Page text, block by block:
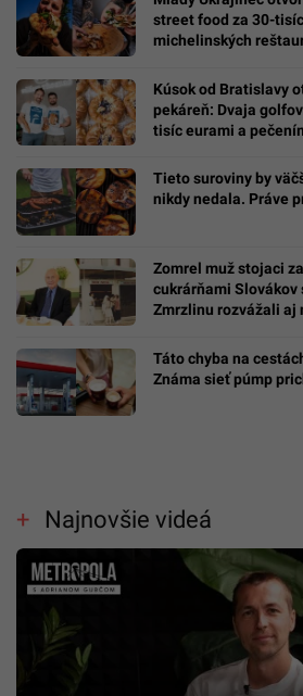
street food za 30-
michelinských
Kúsok od Bratislavy
pekáreň: Dvaja
tisíc eurami a
Tieto suroviny by
nikdy nedala. Práve
Zomrel muž stojaci
cukrárňami
Zmrzlinu rozvážali aj
Táto chyba na
Známa sieť púmp
Najnovšie videá